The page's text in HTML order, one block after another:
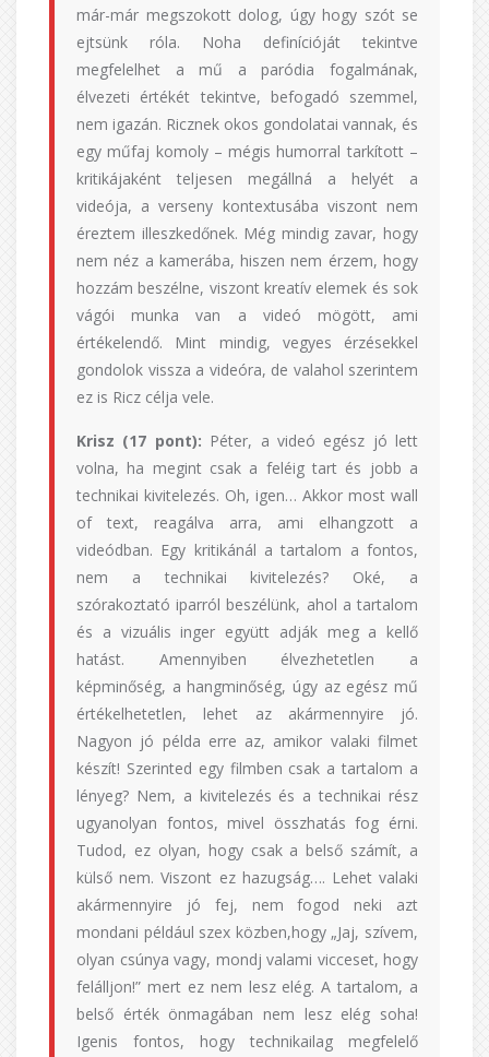
már-már megszokott dolog, úgy hogy szót se
ejtsünk róla. Noha definícióját tekintve
megfelelhet a mű a paródia fogalmának,
élvezeti értékét tekintve, befogadó szemmel,
nem igazán. Ricznek okos gondolatai vannak, és
egy műfaj komoly – mégis humorral tarkított –
kritikájaként teljesen megállná a helyét a
videója, a verseny kontextusába viszont nem
éreztem illeszkedőnek. Még mindig zavar, hogy
nem néz a kamerába, hiszen nem érzem, hogy
hozzám beszélne, viszont kreatív elemek és sok
vágói munka van a videó mögött, ami
értékelendő. Mint mindig, vegyes érzésekkel
gondolok vissza a videóra, de valahol szerintem
ez is Ricz célja vele.
Krisz (17 pont): Péter, a videó egész jó lett
volna, ha megint csak a feléig tart és jobb a
technikai kivitelezés. Oh, igen… Akkor most wall
of text, reagálva arra, ami elhangzott a
videódban. Egy kritikánál a tartalom a fontos,
nem a technikai kivitelezés? Oké, a
szórakoztató iparról beszélünk, ahol a tartalom
és a vizuális inger együtt adják meg a kellő
hatást. Amennyiben élvezhetetlen a
képminőség, a hangminőség, úgy az egész mű
értékelhetetlen, lehet az akármennyire jó.
Nagyon jó példa erre az, amikor valaki filmet
készít! Szerinted egy filmben csak a tartalom a
lényeg? Nem, a kivitelezés és a technikai rész
ugyanolyan fontos, mivel összhatás fog érni.
Tudod, ez olyan, hogy csak a belső számít, a
külső nem. Viszont ez hazugság…. Lehet valaki
akármennyire jó fej, nem fogod neki azt
mondani például szex közben,hogy „Jaj, szívem,
olyan csúnya vagy, mondj valami vicceset, hogy
felálljon!” mert ez nem lesz elég. A tartalom, a
belső érték önmagában nem lesz elég soha!
Igenis fontos, hogy technikailag megfelelő